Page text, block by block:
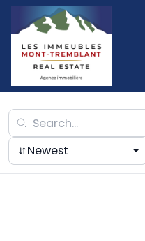
Newest